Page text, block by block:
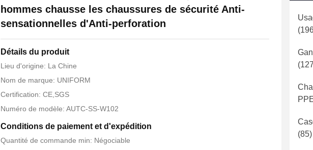
hommes chausse les chaussures de sécurité Anti-
sensationnelles d'Anti-perforation
Détails du produit
Lieu d'origine: La Chine
Nom de marque: UNIFORM
Certification: CE,SGS
Numéro de modèle: AUTC-SS-W102
Conditions de paiement et d'expédition
Quantité de commande min: Négociable
(85)